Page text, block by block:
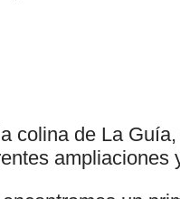
colina de La
ampliaciones